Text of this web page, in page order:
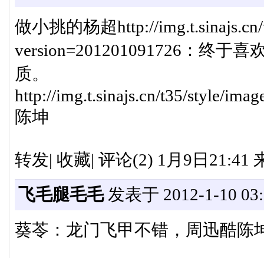
做小挑的杨超http://
version=201201091726：终于
质。
http://img.t.sinajs.cn/t35/style/
陈坤
转发| 收藏| 评论(2) 1月9日21:41
飞毛腿毛毛发表于 2012-1-10
葵苓：龙门飞甲不错，周迅酷陈